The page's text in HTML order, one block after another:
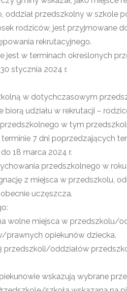
przedszkolny w szkole
rodziców, jest przyjmowane
rekrutacyjnego.
jest w terminach określonych
stycznia 2024 r.
w dotychczasowym
udziału w rekrutacji –
w tym
7 dni poprzedzających
18 marca 2024 r.
przedszkolnego w
z miejsca w przedszkolu,
uczęszcza.
wolne miejsca w przedszkolu/
prawnych opiekunów dziecka.
przedszkoli/oddziałów
wskazują wybrane